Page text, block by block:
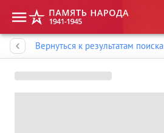
Вернуться к результатам поиска
Память народа